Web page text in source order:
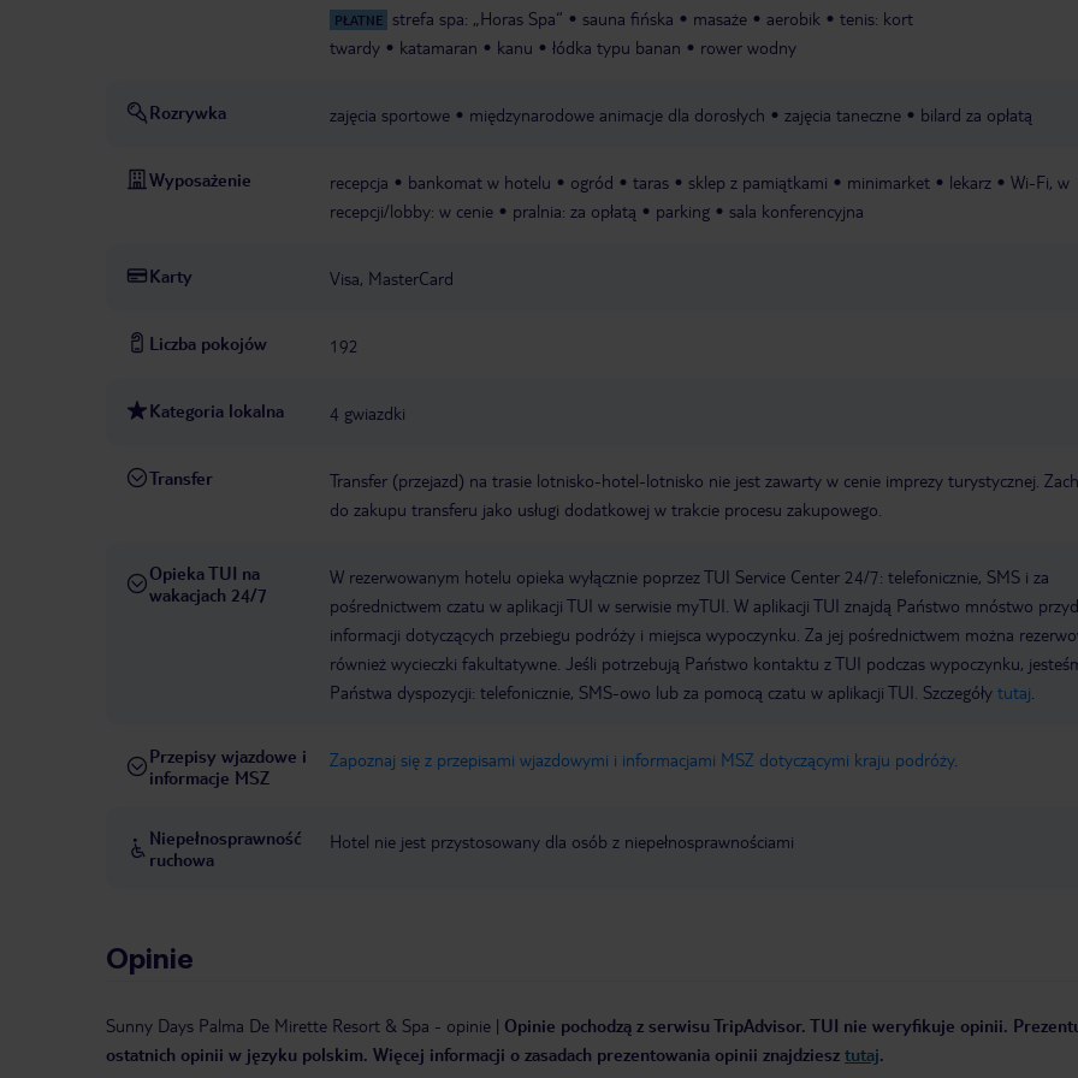
PŁATNE strefa spa: „Horas Spa“ sauna fińska masaże aerobik
tenis: kort
twardy
katamaran kanu łódka typu banan rower wodny
Rozrywka zajęcia sportowe międzynarodowe animacje dla dorosłych zajęcia taneczne bilard za opłatą
Wyposażenie recepcja bankomat w hotelu ogród taras sklep z pamiątkami minimarket lekarz
Wi-Fi, w
recepcji/lobby: w cenie
pralnia: za opłatą parking sala konferencyjna
Karty Visa, MasterCard
Liczba pokojów 192
Kategoria lokalna 4 gwiazdki
Transfer
Transfer (przejazd) na trasie lotnisko-hotel-lotnisko nie jest zawarty w cenie imprezy turystycznej.
do zakupu transferu jako usługi dodatkowej w trakcie procesu zakupowego.
Opieka TUI na
wakacjach 24/7
W rezerwowanym hotelu opieka wyłącznie poprzez TUI Service Center 24/7: telefonicznie, SMS i za
pośrednictwem czatu w aplikacji TUI w serwisie myTUI. W aplikacji TUI znajdą Państwo mnóstwo
informacji dotyczących przebiegu podróży i miejsca wypoczynku. Za jej pośrednictwem można
również wycieczki fakultatywne. Jeśli potrzebują Państwo kontaktu z TUI podczas wypoczynku,
Państwa dyspozycji: telefonicznie, SMS-owo lub za pomocą czatu w aplikacji TUI. Szczegóły tutaj
Przepisy wjazdowe i
informacje MSZ
Zapoznaj się z przepisami wjazdowymi i informacjami MSZ dotyczącymi kraju podróży.
Niepełnosprawność
ruchowa
Hotel nie jest przystosowany dla osób z niepełnosprawnościami
Opinie
Sunny Days Palma De Mirette Resort & Spa - opinie | Opinie pochodzą z serwisu TripAdvisor. TUI nie weryfikuje opinii.
ostatnich opinii w języku polskim. Więcej informacji o zasadach prezentowania opinii znajdziesz tutaj.